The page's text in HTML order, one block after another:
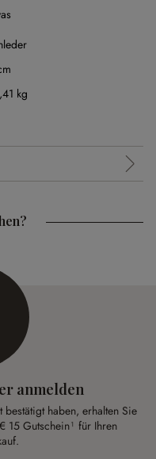
kg
anmelden
haben, erhalten Sie
15 Gutschein¹ für Ihren